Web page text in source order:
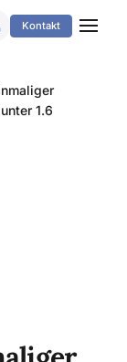
Kontakt
1.6